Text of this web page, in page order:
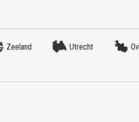
Zeeland Utrecht